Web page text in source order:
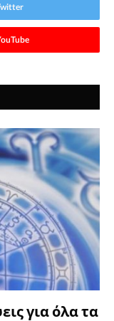
για όλα τα